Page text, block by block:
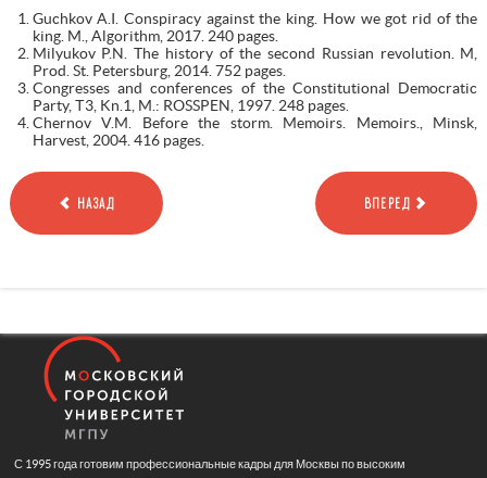
Guchkov A.I. Conspiracy against the king. How we got rid of the
king. M., Algorithm, 2017. 240 pages.
Milyukov P.N. The history of the second Russian revolution. M,
Prod. St. Petersburg, 2014. 752 pages.
Congresses and conferences of the Constitutional Democratic
Party, Т3, Kn.1, M.: ROSSPEN, 1997. 248 pages.
Chernov V.M. Before the storm. Memoirs. Memoirs., Minsk,
Harvest, 2004. 416 pages.
НАЗАД ВПЕРЕД
С 1995 года готовим профессиональные кадры для Москвы по высоким